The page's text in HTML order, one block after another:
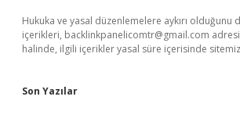
Hukuka ve yasal düzenlemelere aykırı olduğunu
içerikleri, backlinkpanelicomtr@gmail.com
halinde, ilgili içerikler yasal süre içerisinde
Son Yazılar